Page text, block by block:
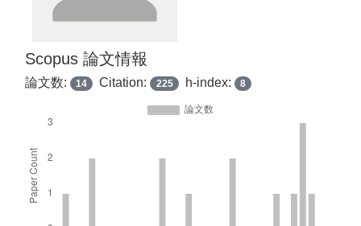
Scopus 論文情報
論文数: 14 Citation: 225 h-index: 8